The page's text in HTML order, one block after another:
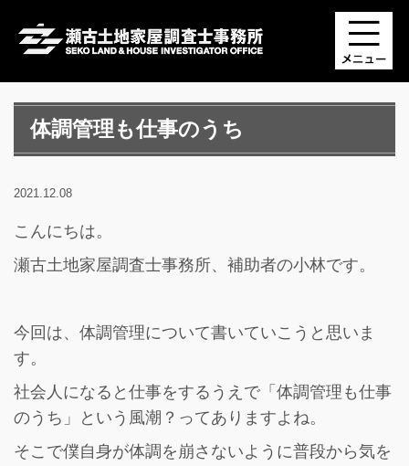
体調管理も仕事のうち
2021.12.08
こんにちは。
瀬古土地家屋調査士事務所、補助者の小林です。
今回は、体調管理について書いていこうと思いま
す。
社会人になると仕事をするうえで「体調管理も仕事
のうち」という風潮？ってありますよね。
そこで僕自身が体調を崩さないように普段から気を